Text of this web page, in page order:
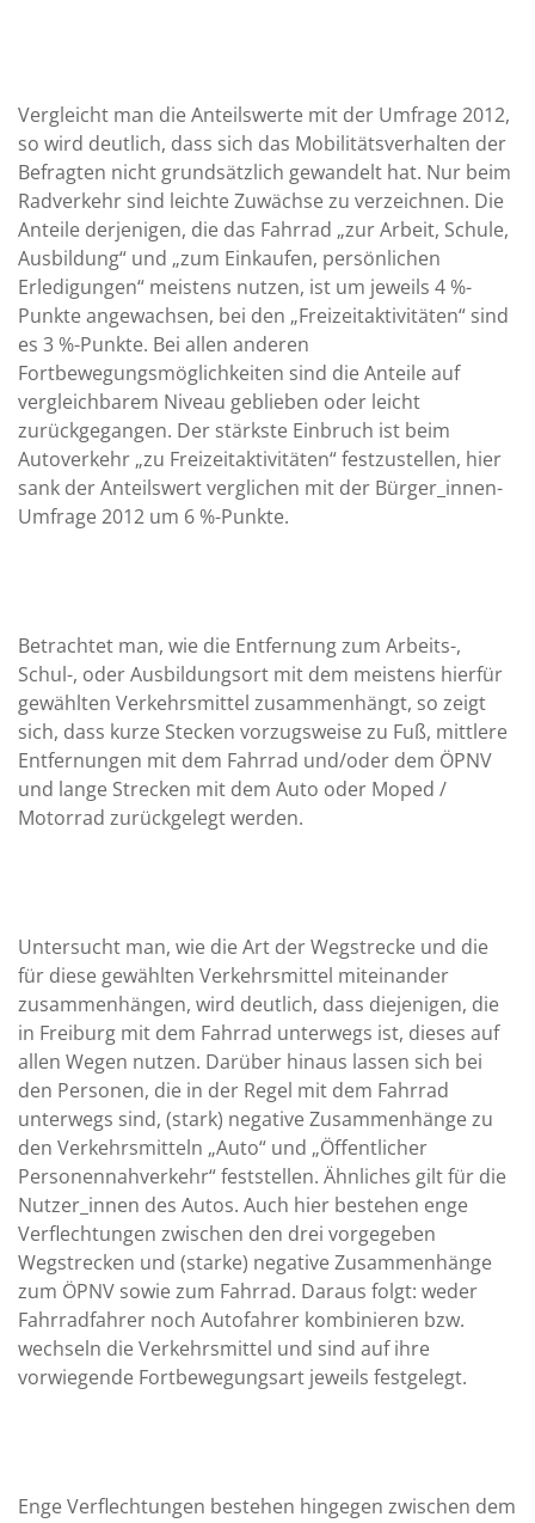
Vergleicht man die Anteilswerte mit der Umfrage 2012,
so wird deutlich, dass sich das Mobilitätsverhalten der
Befragten nicht grundsätzlich gewandelt hat. Nur beim
Radverkehr sind leichte Zuwächse zu verzeichnen. Die
Anteile derjenigen, die das Fahrrad „zur Arbeit, Schule,
Ausbildung“ und „zum Einkaufen, persönlichen
Erledigungen“ meistens nutzen, ist um jeweils 4 %-
Punkte angewachsen, bei den „Freizeitaktivitäten“ sind
es 3 %-Punkte. Bei allen anderen
Fortbewegungsmöglichkeiten sind die Anteile auf
vergleichbarem Niveau geblieben oder leicht
zurückgegangen. Der stärkste Einbruch ist beim
Autoverkehr „zu Freizeitaktivitäten“ festzustellen, hier
sank der Anteilswert verglichen mit der Bürger_innen-
Umfrage 2012 um 6 %-Punkte.
Betrachtet man, wie die Entfernung zum Arbeits-,
Schul-, oder Ausbildungsort mit dem meistens hierfür
gewählten Verkehrsmittel zusammenhängt, so zeigt
sich, dass kurze Stecken vorzugsweise zu Fuß, mittlere
Entfernungen mit dem Fahrrad und/oder dem ÖPNV
und lange Strecken mit dem Auto oder Moped /
Motorrad zurückgelegt werden.
Untersucht man, wie die Art der Wegstrecke und die
für diese gewählten Verkehrsmittel miteinander
zusammenhängen, wird deutlich, dass diejenigen, die
in Freiburg mit dem Fahrrad unterwegs ist, dieses auf
allen Wegen nutzen. Darüber hinaus lassen sich bei
den Personen, die in der Regel mit dem Fahrrad
unterwegs sind, (stark) negative Zusammenhänge zu
den Verkehrsmitteln „Auto“ und „Öffentlicher
Personennahverkehr“ feststellen. Ähnliches gilt für die
Nutzer_innen des Autos. Auch hier bestehen enge
Verflechtungen zwischen den drei vorgegeben
Wegstrecken und (starke) negative Zusammenhänge
zum ÖPNV sowie zum Fahrrad. Daraus folgt: weder
Fahrradfahrer noch Autofahrer kombinieren bzw.
wechseln die Verkehrsmittel und sind auf ihre
vorwiegende Fortbewegungsart jeweils festgelegt.
Enge Verflechtungen bestehen hingegen zwischen dem